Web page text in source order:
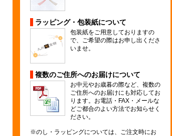
ラッピング・包装紙について
包装紙をご用意しておりますの
で、ご希望の際はお申し出くださ
いませ。
複数のご住所へのお届けについて
お中元やお歳暮の際など、複数の
ご住所へのお届けにも対応してお
ります。お電話・FAX・メールな
どご都合のよい方法でお知らせく
ださい。
※のし・ラッピングについては、ご注文時にお